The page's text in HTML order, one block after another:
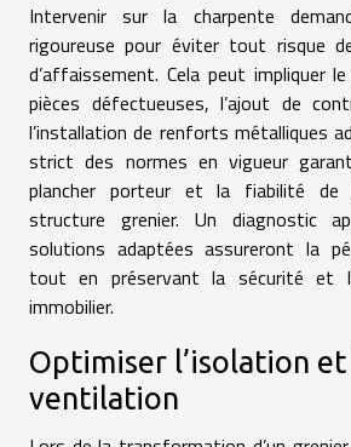
Intervenir sur la charpente
rigoureuse pour éviter tout risque
d’affaissement. Cela peut impliquer
pièces défectueuses, l’ajout de
l’installation de renforts métalliques
strict des normes en vigueur
plancher porteur et la fiabilité de
structure grenier. Un diagnostic
solutions adaptées assureront la
tout en préservant la sécurité et
immobilier.
Optimiser l’isolation et
ventilation